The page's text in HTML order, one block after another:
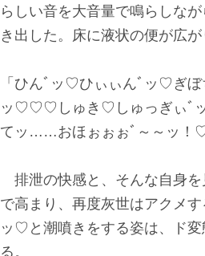
らしい音を大音量で鳴らしな
き出した。床に液状の便が広
「ひんﾞッ♡ひぃぃんﾞッ♡ぎ
ッ♡♡♡しゅき♡しゅっぎぃﾞ
てッ……おほぉぉぉﾞ～～ッ
排泄の快感と、そんな自身を
で高まり、再度灰世はアクメ
ッ♡と潮噴きをする姿は、ド
る。